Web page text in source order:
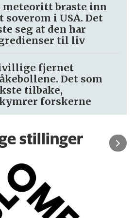
meteoritt braste inn
soverom i USA. Det
seg at den har
til liv
fjernet
Det som
tilbake,
forskerne
stillinger